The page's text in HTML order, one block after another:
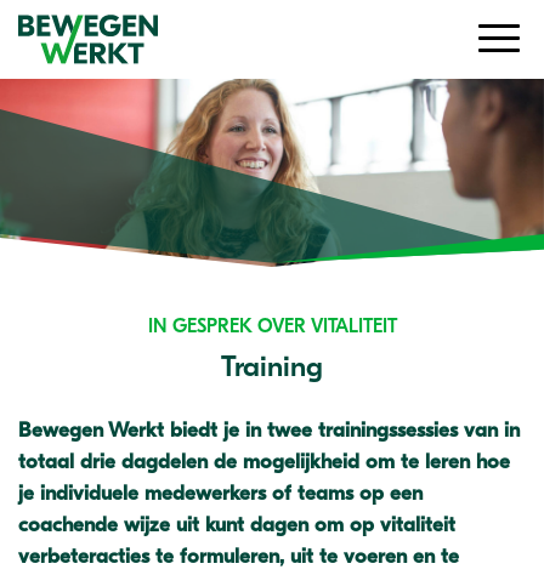
IN GESPREK OVER VITALITEIT
Training
Bewegen Werkt biedt je in twee trainingssessies van in
totaal drie dagdelen de mogelijkheid om te leren hoe
je individuele medewerkers of teams op een
coachende wijze uit kunt dagen om op vitaliteit
verbeteracties te formuleren, uit te voeren en te